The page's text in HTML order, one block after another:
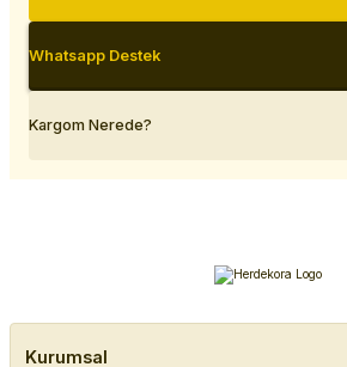
Whatsapp Destek
Kargom Nerede?
Kurumsal